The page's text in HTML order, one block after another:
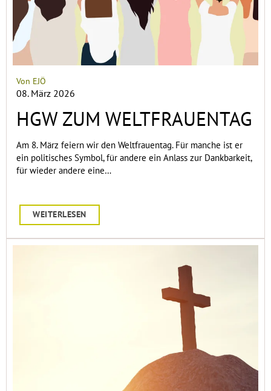
Von EJÖ
08. März 2026
HGW ZUM WELTFRAUENTAG
Am 8. März feiern wir den Weltfrauentag. Für manche ist er
ein politisches Symbol, für andere ein Anlass zur Dankbarkeit,
für wieder andere eine…
WEITERLESEN